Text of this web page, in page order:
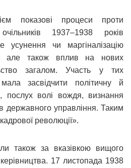
показові процеси проти
очільників 1937–1938 років
чи маргіналізацію
але також вплив на нових
загалом. Участь у тих
засвідчити політичну й
послух волі вождя, визнання
державного управління. Таким
революції».
також за вказівкою вищого
17 листопада 1938